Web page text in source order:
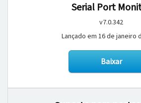
Serial Port
v7.0.342
Lançado em 16 de janeiro
Baixar